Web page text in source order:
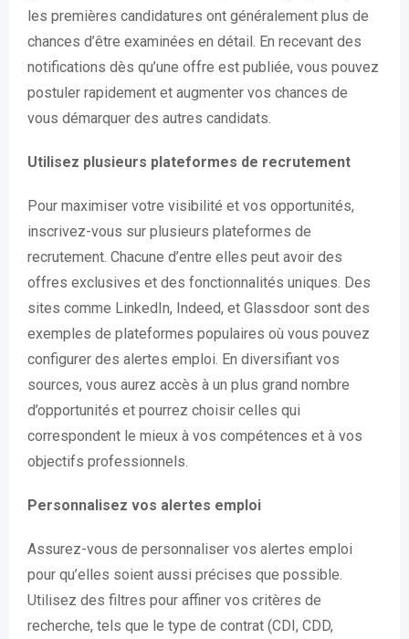
les premières candidatures ont généralement plus de
chances d’être examinées en détail. En recevant des
notifications dès qu’une offre est publiée, vous pouvez
postuler rapidement et augmenter vos chances de
vous démarquer des autres candidats.
Utilisez plusieurs plateformes de recrutement
Pour maximiser votre visibilité et vos opportunités,
inscrivez-vous sur plusieurs plateformes de
recrutement. Chacune d’entre elles peut avoir des
offres exclusives et des fonctionnalités uniques. Des
sites comme LinkedIn, Indeed, et Glassdoor sont des
exemples de plateformes populaires où vous pouvez
configurer des alertes emploi. En diversifiant vos
sources, vous aurez accès à un plus grand nombre
d’opportunités et pourrez choisir celles qui
correspondent le mieux à vos compétences et à vos
objectifs professionnels.
Personnalisez vos alertes emploi
Assurez-vous de personnaliser vos alertes emploi
pour qu’elles soient aussi précises que possible.
Utilisez des filtres pour affiner vos critères de
recherche, tels que le type de contrat (CDI, CDD,